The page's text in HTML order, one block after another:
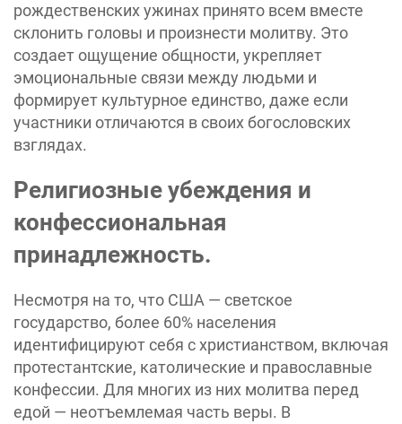
рождественских ужинах принято всем вместе
склонить головы и произнести молитву. Это
создает ощущение общности, укрепляет
эмоциональные связи между людьми и
формирует культурное единство, даже если
участники отличаются в своих богословских
взглядах.
Религиозные убеждения и
конфессиональная
принадлежность.
Несмотря на то, что США — светское
государство, более 60% населения
идентифицируют себя с христианством, включая
протестантские, католические и православные
конфессии. Для многих из них молитва перед
едой — неотъемлемая часть веры. В